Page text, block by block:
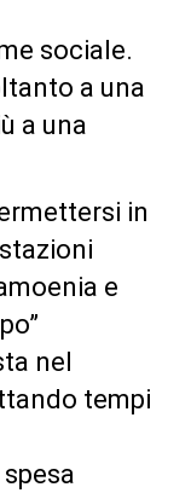
sociale.
a una
a una
in
e
nel
tempi